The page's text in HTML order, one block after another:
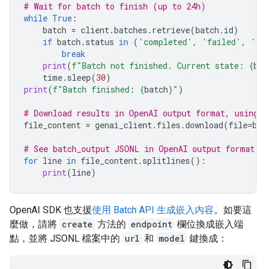
# Wait for batch to finish (up to 24h)
while True :
batch = client.batches . retrieve(batch . id)
if batch . status in ( 'completed' , 'failed' ,
break
print(f"Batch not finished. Current state: {
time. sleep(30)
print(f"Batch finished: {batch}" )
# Download results in OpenAI output format, using
file_content = genai_client. files .download(file=
# See batch_output JSONL in OpenAI output format
for line in file_content. splitlines():
print(line)
OpenAI SDK 也支援使用 Batch API 生成嵌入內容。如要這
麼做，請將 create 方法的 endpoint 欄位換成嵌入端
點，並將 JSONL 檔案中的 url 和 model 鍵換成：